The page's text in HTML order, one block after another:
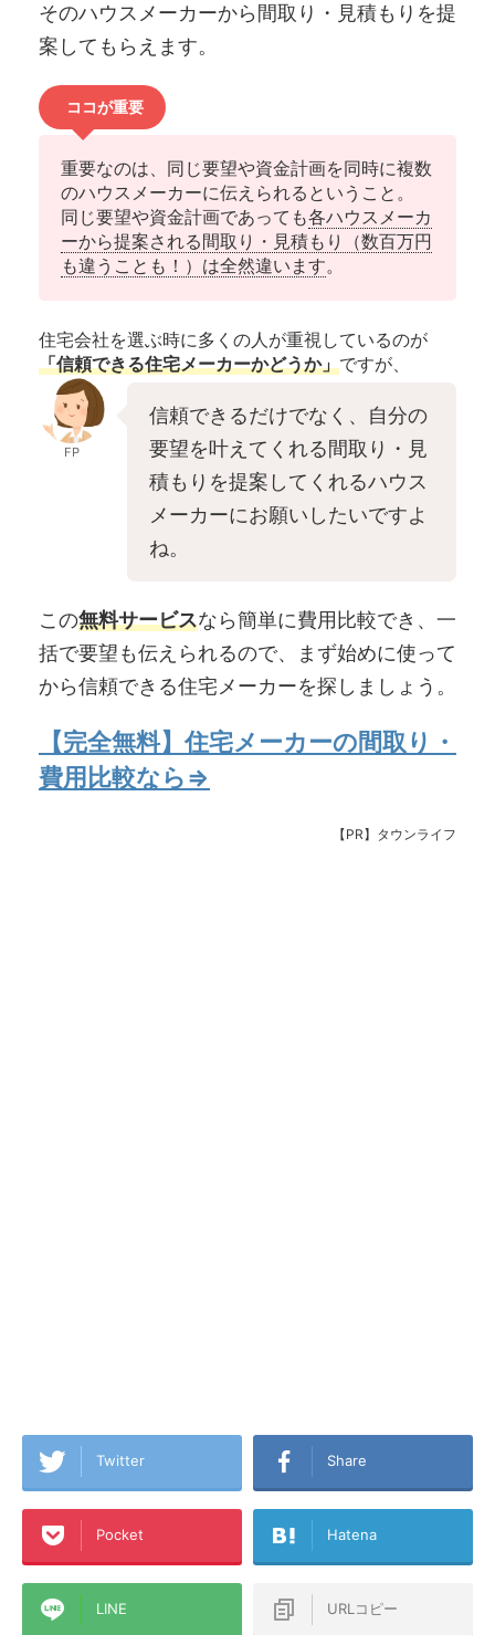
そのハウスメーカーから間取り・見積もりを提
案してもらえます。
ココが重要
重要なのは、同じ要望や資金計画を同時に複数
のハウスメーカーに伝えられるということ。
同じ要望や資金計画であっても各ハウスメーカ
ーから提案される間取り・見積もり（数百万円
も違うことも！）は全然違います。
住宅会社を選ぶ時に多くの人が重視しているのが
「信頼できる住宅メーカーかどうか」ですが、
FP
信頼できるだけでなく、自分の
要望を叶えてくれる間取り・見
積もりを提案してくれるハウス
メーカーにお願いしたいですよ
ね。
この無料サービスなら簡単に費用比較でき、一
括で要望も伝えられるので、まず始めに使って
から信頼できる住宅メーカーを探しましょう。
【完全無料】住宅メーカーの間取り・
費用比較なら⇒
【PR】タウンライフ
Twitter Share
Pocket Hatena
LINE URLコピー